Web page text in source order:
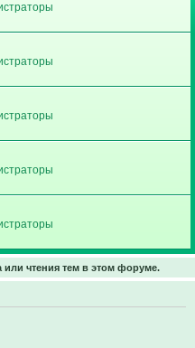
или чтения тем в этом форуме.